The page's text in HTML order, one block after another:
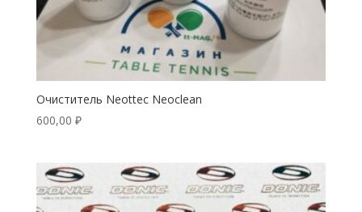
Очиститель Neottec Neoclean
600,00 ₽